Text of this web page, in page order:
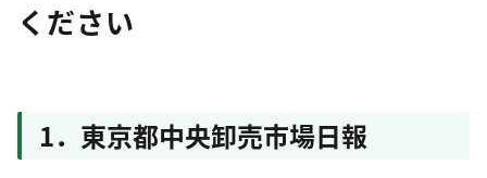
ください
1．東京都中央卸売市場日報